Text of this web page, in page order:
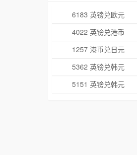
6183 英镑兑欧元
4022 英镑兑港币
1257 港币兑日元
5362 英镑兑韩元
5151 英镑兑韩元